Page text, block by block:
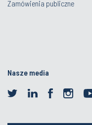
Zamówienia publiczne
Nasze media